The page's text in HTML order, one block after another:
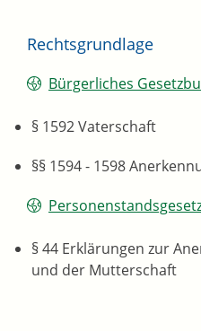
Rechtsgrundlage
Bürgerliches
§ 1592 Vaterschaft
§§ 1594 - 1598
§ 44 Erklärungen zur
und der Mutterschaft